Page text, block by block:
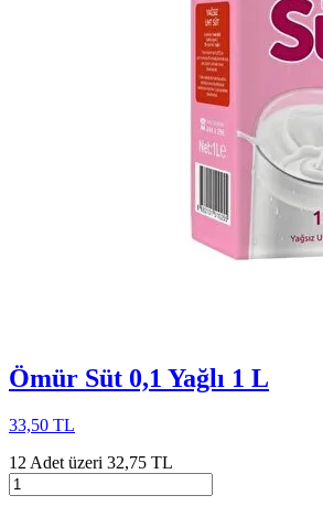
Ömür Süt 0,1 Yağlı 1 L
33,50 TL
12 Adet üzeri 32,75 TL